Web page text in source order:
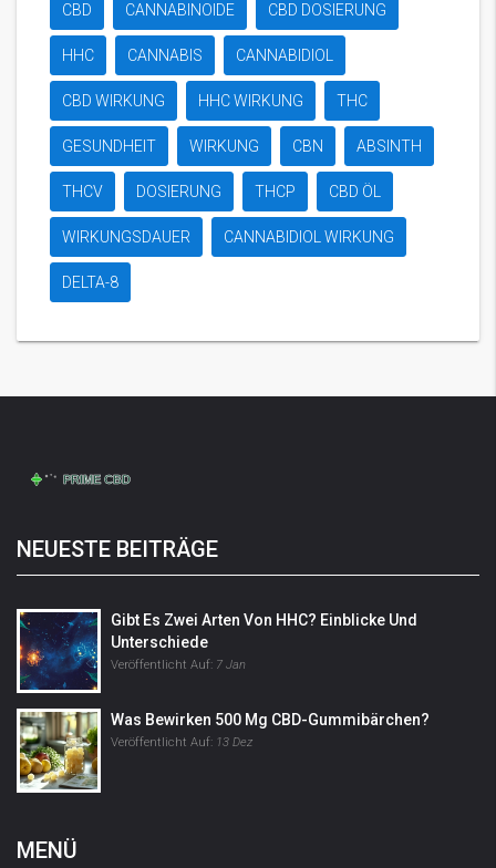
CBD CANNABINOIDE CBD DOSIERUNG
HHC CANNABIS CANNABIDIOL
CBD WIRKUNG HHC WIRKUNG THC
GESUNDHEIT WIRKUNG CBN ABSINTH
THCV DOSIERUNG THCP CBD ÖL
WIRKUNGSDAUER CANNABIDIOL WIRKUNG
DELTA-8
NEUESTE BEITRÄGE
Gibt Es Zwei Arten Von HHC? Einblicke Und
Unterschiede
Veröffentlicht Auf: 7 Jan
Was Bewirken 500 Mg CBD-Gummibärchen?
Veröffentlicht Auf: 13 Dez
MENÜ